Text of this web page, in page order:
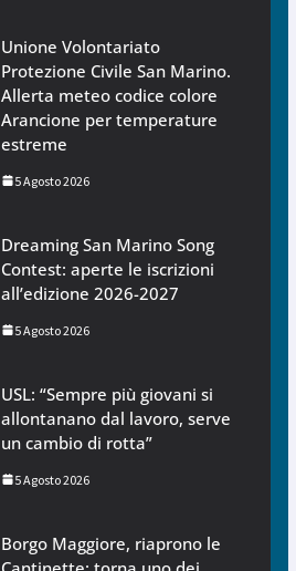
Unione Volontariato
Protezione Civile San Marino.
Allerta meteo codice colore
Arancione per temperature
estreme
5 Agosto 2026
Dreaming San Marino Song
Contest: aperte le iscrizioni
all’edizione 2026-2027
5 Agosto 2026
USL: “Sempre più giovani si
allontanano dal lavoro, serve
un cambio di rotta”
5 Agosto 2026
Borgo Maggiore, riaprono le